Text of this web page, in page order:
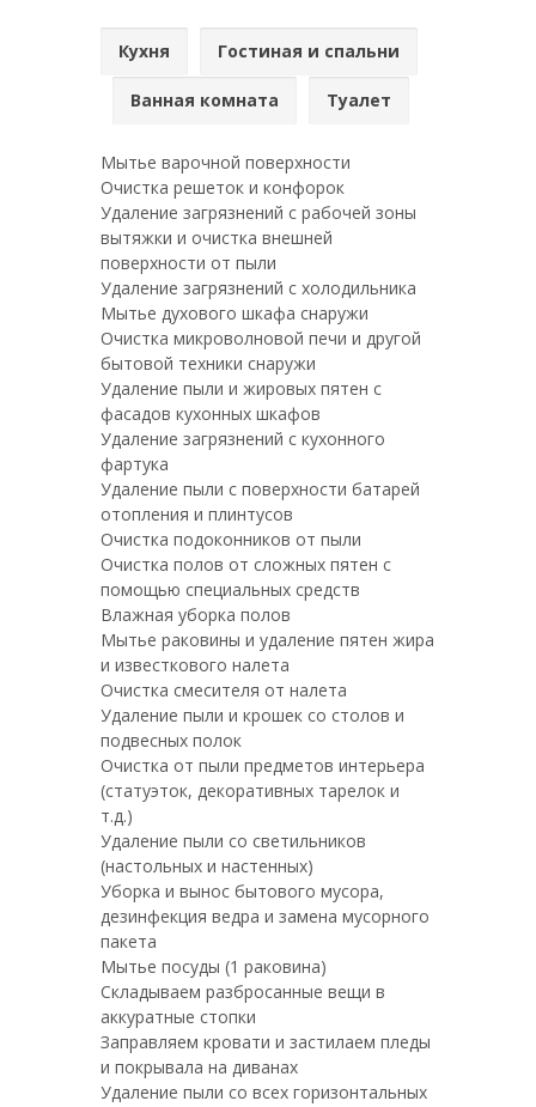
Кухня Гостиная и спальни
Ванная комната Туалет
Мытье варочной поверхности
Очистка решеток и конфорок
Удаление загрязнений с рабочей зоны
вытяжки и очистка внешней
поверхности от пыли
Удаление загрязнений с холодильника
Мытье духового шкафа снаружи
Очистка микроволновой печи и другой
бытовой техники снаружи
Удаление пыли и жировых пятен с
фасадов кухонных шкафов
Удаление загрязнений с кухонного
фартука
Удаление пыли с поверхности батарей
отопления и плинтусов
Очистка подоконников от пыли
Очистка полов от сложных пятен с
помощью специальных средств
Влажная уборка полов
Мытье раковины и удаление пятен жира
и известкового налета
Очистка смесителя от налета
Удаление пыли и крошек со столов и
подвесных полок
Очистка от пыли предметов интерьера
(статуэток, декоративных тарелок и
т.д.)
Удаление пыли со светильников
(настольных и настенных)
Уборка и вынос бытового мусора,
дезинфекция ведра и замена мусорного
пакета
Мытье посуды (1 раковина)
Складываем разбросанные вещи в
аккуратные стопки
Заправляем кровати и застилаем пледы
и покрывала на диванах
Удаление пыли со всех горизонтальных